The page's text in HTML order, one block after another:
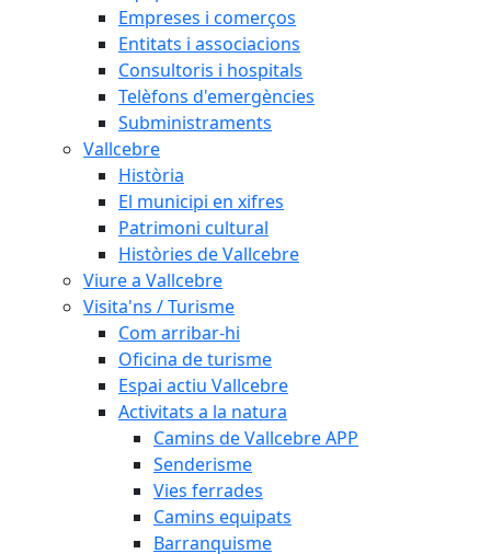
Empreses i comerços
Entitats i associacions
Consultoris i hospitals
Telèfons d'emergències
Subministraments
Vallcebre
Història
El municipi en xifres
Patrimoni cultural
Històries de Vallcebre
Viure a Vallcebre
Visita'ns / Turisme
Com arribar-hi
Oficina de turisme
Espai actiu Vallcebre
Activitats a la natura
Camins de Vallcebre APP
Senderisme
Vies ferrades
Camins equipats
Barranquisme